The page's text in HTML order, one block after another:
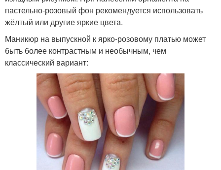
пастельно-розовый фон рекомендуется использовать
жёлтый или другие яркие цвета.
Маникюр на выпускной к ярко-розовому платью может
быть более контрастным и необычным, чем
классический вариант: